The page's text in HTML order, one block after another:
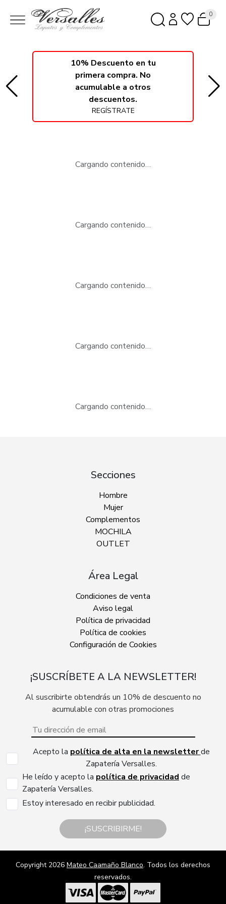
0
10% Descuento en tu
primera compra. No
acumulable a otros
descuentos.
REGÍSTRATE
Cargando contenido…
Cargando contenido…
Cargando contenido…
Cargando contenido…
Cargando contenido…
Secciones
Hombre
Mujer
Complementos
MOCHILA
OUTLET
Área Legal
Condiciones de venta
Aviso legal
Política de privacidad
Política de cookies
Configuración de Cookies
¡SUSCRÍBETE A LA NEWSLETTER!
Al suscribirte obtendrás un 10% de descuento no
acumulable con otras promociones
Acepto la política de alta en la newsletterde
Zapatería Versalles.
He leído y acepto la política de privacidad de
Zapatería Versalles.
Estoy interesado en recibir publicidad.
¡SUSCRIBIRME!
Copyright 2026 Mateo Caamaño Blanco. Todos los derechos
reservados.